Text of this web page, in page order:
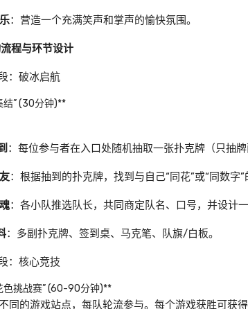
：营造一个充满笑声和掌声的愉快氛围。
程与环节设计
：破冰启航
结” (30分钟)**
：每位参与者在入口处随机抽取一张扑克牌（只抽牌
：根据抽到的扑克牌，找到与自己“同花”或“同数字
：各小队推选队长，共同商定队名、口号，并设计
：多副扑克牌、签到桌、马克笔、队旗/白板。
：核心竞技
色挑战赛” (60-90分钟)**
同的游戏站点，每队轮流参与。每个游戏获胜可获